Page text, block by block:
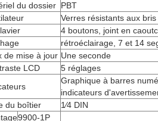
du dossier PBT
Verres résistants aux bris
4 boutons, joint en
rétroéclairage, 7 et 14
de mise à jour Une seconde
LCD
5 réglages
Graphique à barres
indicateurs
du boîtier
1⁄4 DIN
9900-1P